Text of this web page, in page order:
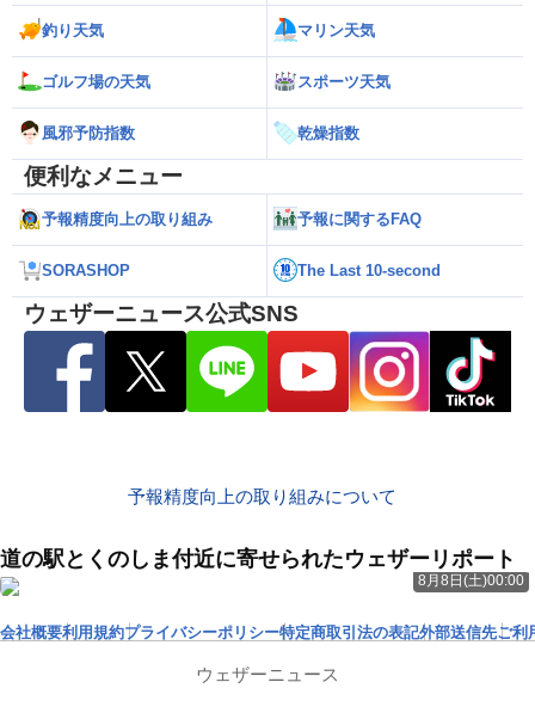
釣り天気 マリン天気
ゴルフ場の天気 スポーツ天気
風邪予防指数 乾燥指数
便利なメニュー
予報精度向上の取り組み 予報に関するFAQ
SORASHOP The Last 10-second
ウェザーニュース公式SNS
予報精度向上の取り組みについて
道の駅とくのしま付近に寄せられたウェザーリポート
8月8日(土)00:00
会社概要利用規約プライバシーポリシー特定商取引法の表記外部送信先ご利
ウェザーニュース